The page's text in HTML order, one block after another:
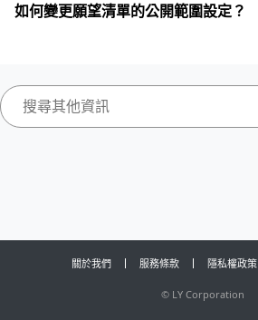
如何變更願望清單的公開範圍設定？
關於我們 服務條款 隱私權政策
© LY Corporation